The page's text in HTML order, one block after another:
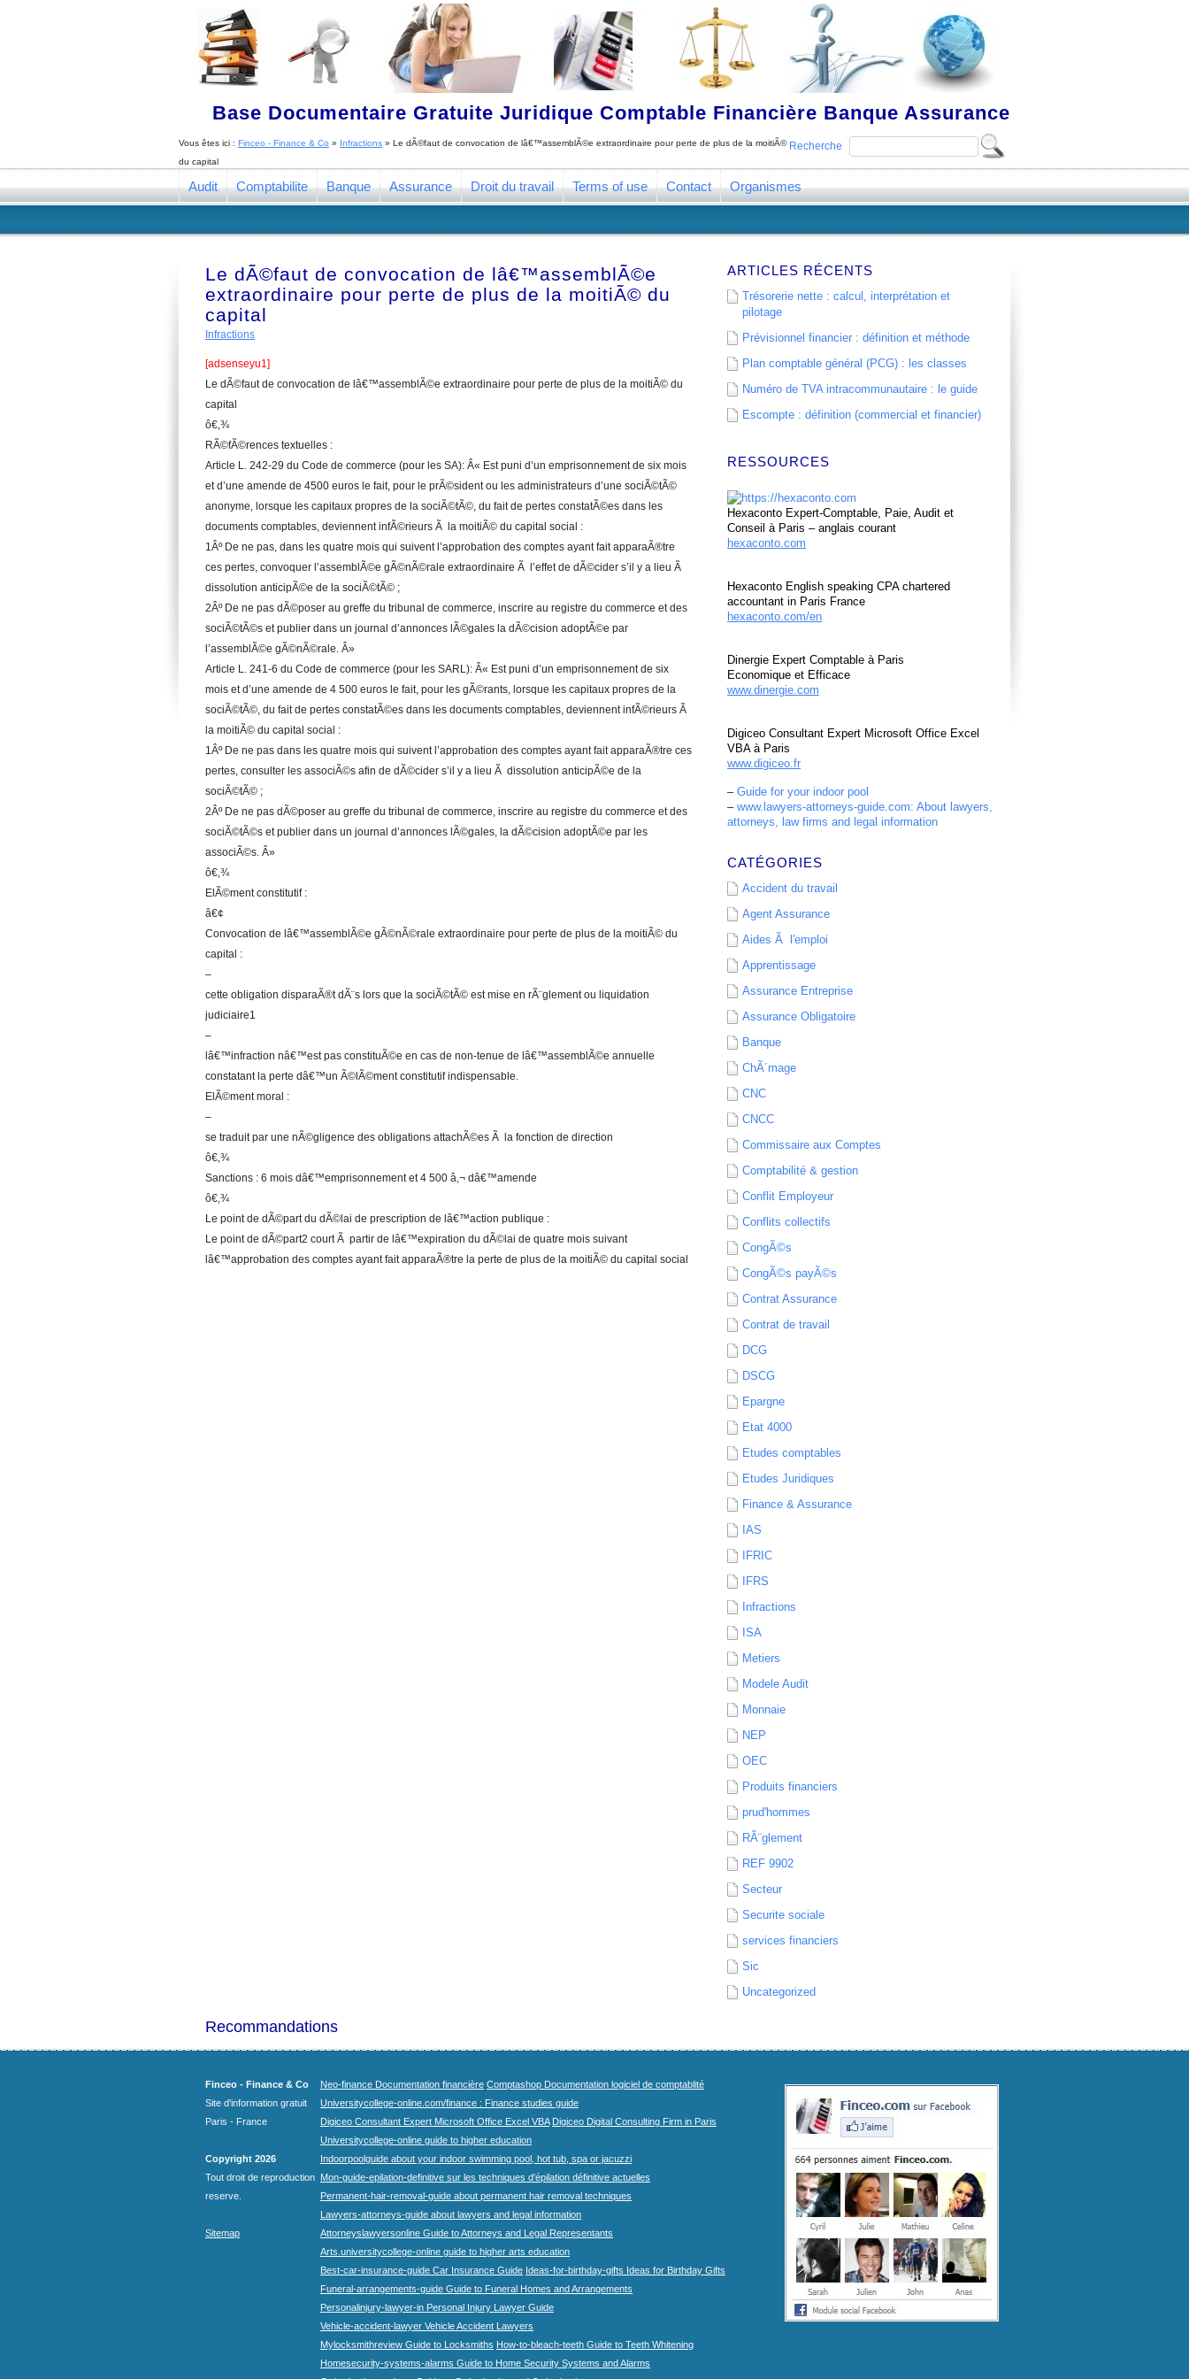
Base Documentaire Gratuite Juridique Comptable Financière Banque Assurance
Recherche
Vous êtes ici : Finceo - Finance & Co » Infractions » Le dÃ©faut de convocation de lâ€™assemblÃ©e extraordinaire pour perte de plus de la moitiÃ©
du capital
Audit Comptabilite Banque Assurance Droit du travail Terms of use Contact Organismes
Le dÃ©faut de convocation de lâ€™assemblÃ©e
extraordinaire pour perte de plus de la moitiÃ© du
capital
Infractions
[adsenseyu1]
Le dÃ©faut de convocation de lâ€™assemblÃ©e extraordinaire pour perte de plus de la moitiÃ© du
capital
ô€‚¾
RÃ©fÃ©rences textuelles :
Article L. 242-29 du Code de commerce (pour les SA): Â« Est puni d’un emprisonnement de six mois
et d’une amende de 4500 euros le fait, pour le prÃ©sident ou les administrateurs d’une sociÃ©tÃ©
anonyme, lorsque les capitaux propres de la sociÃ©tÃ©, du fait de pertes constatÃ©es dans les
documents comptables, deviennent infÃ©rieurs Ã la moitiÃ© du capital social :
1Âº De ne pas, dans les quatre mois qui suivent l’approbation des comptes ayant fait apparaÃ®tre
ces pertes, convoquer l’assemblÃ©e gÃ©nÃ©rale extraordinaire Ã l’effet de dÃ©cider s’il y a lieu Ã
dissolution anticipÃ©e de la sociÃ©tÃ© ;
2Âº De ne pas dÃ©poser au greffe du tribunal de commerce, inscrire au registre du commerce et des
sociÃ©tÃ©s et publier dans un journal d’annonces lÃ©gales la dÃ©cision adoptÃ©e par
l’assemblÃ©e gÃ©nÃ©rale. Â»
Article L. 241-6 du Code de commerce (pour les SARL): Â« Est puni d’un emprisonnement de six
mois et d’une amende de 4 500 euros le fait, pour les gÃ©rants, lorsque les capitaux propres de la
sociÃ©tÃ©, du fait de pertes constatÃ©es dans les documents comptables, deviennent infÃ©rieurs Ã
la moitiÃ© du capital social :
1Âº De ne pas dans les quatre mois qui suivent l’approbation des comptes ayant fait apparaÃ®tre ces
pertes, consulter les associÃ©s afin de dÃ©cider s’il y a lieu Ã dissolution anticipÃ©e de la
sociÃ©tÃ© ;
2Âº De ne pas dÃ©poser au greffe du tribunal de commerce, inscrire au registre du commerce et des
sociÃ©tÃ©s et publier dans un journal d’annonces lÃ©gales, la dÃ©cision adoptÃ©e par les
associÃ©s. Â»
ô€‚¾
ElÃ©ment constitutif :
â€¢
Convocation de lâ€™assemblÃ©e gÃ©nÃ©rale extraordinaire pour perte de plus de la moitiÃ© du
capital :
–
cette obligation disparaÃ®t dÃ¨s lors que la sociÃ©tÃ© est mise en rÃ¨glement ou liquidation
judiciaire1
–
lâ€™infraction nâ€™est pas constituÃ©e en cas de non-tenue de lâ€™assemblÃ©e annuelle
constatant la perte dâ€™un Ã©lÃ©ment constitutif indispensable.
ElÃ©ment moral :
–
se traduit par une nÃ©gligence des obligations attachÃ©es Ã la fonction de direction
ô€‚¾
Sanctions : 6 mois dâ€™emprisonnement et 4 500 â‚¬ dâ€™amende
ô€‚¾
Le point de dÃ©part du dÃ©lai de prescription de lâ€™action publique :
Le point de dÃ©part2 court Ã partir de lâ€™expiration du dÃ©lai de quatre mois suivant
lâ€™approbation des comptes ayant fait apparaÃ®tre la perte de plus de la moitiÃ© du capital social
ARTICLES RÉCENTS
Trésorerie nette : calcul, interprétation et
pilotage
Prévisionnel financier : définition et méthode
Plan comptable général (PCG) : les classes
Numéro de TVA intracommunautaire : le guide
Escompte : définition (commercial et financier)
RESSOURCES
Hexaconto Expert-Comptable, Paie, Audit et
Conseil à Paris – anglais courant
hexaconto.com
Hexaconto English speaking CPA chartered
accountant in Paris France
hexaconto.com/en
Dinergie Expert Comptable à Paris
Economique et Efficace
www.dinergie.com
Digiceo Consultant Expert Microsoft Office Excel
VBA à Paris
www.digiceo.fr
– Guide for your indoor pool
– www.lawyers-attorneys-guide.com: About lawyers,
attorneys, law firms and legal information
CATÉGORIES
Accident du travail
Agent Assurance
Aides Ã l'emploi
Apprentissage
Assurance Entreprise
Assurance Obligatoire
Banque
ChÃ´mage
CNC
CNCC
Commissaire aux Comptes
Comptabilité & gestion
Conflit Employeur
Conflits collectifs
CongÃ©s
CongÃ©s payÃ©s
Contrat Assurance
Contrat de travail
DCG
DSCG
Epargne
Etat 4000
Etudes comptables
Etudes Juridiques
Finance & Assurance
IAS
IFRIC
IFRS
Infractions
ISA
Metiers
Modele Audit
Monnaie
NEP
OEC
Produits financiers
prud'hommes
RÃ¨glement
REF 9902
Secteur
Securite sociale
services financiers
Sic
Uncategorized
Recommandations
Finceo - Finance & Co
Site d'information gratuit
Paris - France
Copyright 2026
Tout droit de reproduction
reserve.
Sitemap
Neo-finance Documentation financière Comptashop Documentation logiciel de comptablité
Universitycollege-online.com/finance : Finance studies guide
Digiceo Consultant Expert Microsoft Office Excel VBA Digiceo Digital Consulting Firm in Paris
Universitycollege-online guide to higher education
Indoorpoolguide about your indoor swimming pool, hot tub, spa or jacuzzi
Mon-guide-epilation-definitive sur les techniques d'épilation définitive actuelles
Permanent-hair-removal-guide about permanent hair removal techniques
Lawyers-attorneys-guide about lawyers and legal information
Attorneyslawyersonline Guide to Attorneys and Legal Representants
Arts.universitycollege-online guide to higher arts education
Best-car-insurance-guide Car Insurance Guide Ideas-for-birthday-gifts Ideas for Birthday Gifts
Funeral-arrangements-guide Guide to Funeral Homes and Arrangements
Personalinjury-lawyer-in Personal Injury Lawyer Guide
Vehicle-accident-lawyer Vehicle Accident Lawyers
Mylocksmithreview Guide to Locksmiths How-to-bleach-teeth Guide to Teeth Whitening
Homesecurity-systems-alarms Guide to Home Security Systems and Alarms